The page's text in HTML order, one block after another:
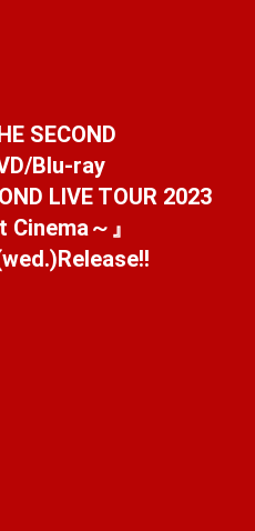
SECOND
Blu-ray
LIVE TOUR 2023
～』